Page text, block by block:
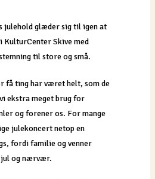
julehold glæder sig til igen at
KulturCenter Skive med
til store og små.
få ting har været helt, som de
ekstra meget brug for
og forener os. For mange
julekoncert netop en
fordi familie og venner
og nærvær.